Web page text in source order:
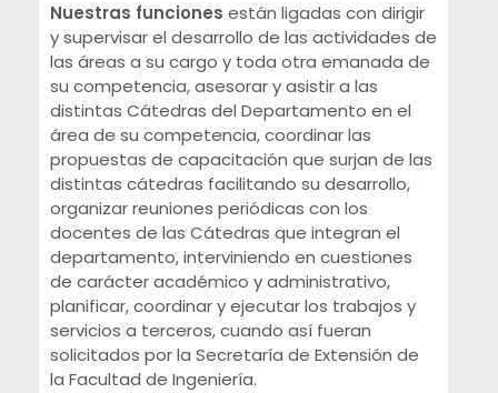
Nuestras funciones están ligadas con dirigir
y supervisar el desarrollo de las actividades de
las áreas a su cargo y toda otra emanada de
su competencia, asesorar y asistir a las
distintas Cátedras del Departamento en el
área de su competencia, coordinar las
propuestas de capacitación que surjan de las
distintas cátedras facilitando su desarrollo,
organizar reuniones periódicas con los
docentes de las Cátedras que integran el
departamento, interviniendo en cuestiones
de carácter académico y administrativo,
planificar, coordinar y ejecutar los trabajos y
servicios a terceros, cuando así fueran
solicitados por la Secretaría de Extensión de
la Facultad de Ingeniería.